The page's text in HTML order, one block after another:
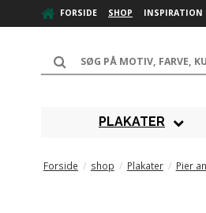
FORSIDE SHOP INSPIRATION
PLAKATER
Forside / shop / Plakater / Pier